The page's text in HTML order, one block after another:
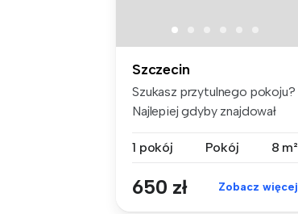
Szczecin
Szukasz przytulnego pokoju?
Najlepiej gdyby znajdował
1 pokój
Pokój 8 m²
650 zł Zobacz więcej